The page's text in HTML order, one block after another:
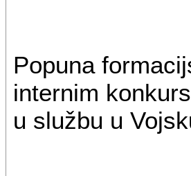
Popuna
internim
u službu u